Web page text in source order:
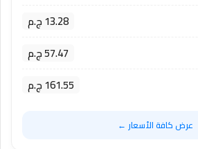
13.28 ج.م
57.47 ج.م
161.55 ج.م
عرض كافة الأسعار ←